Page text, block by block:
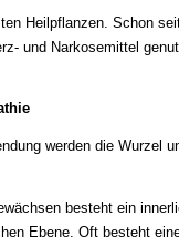
Heilpflanzen. Schon
und Narkosemittel
werden die Wurzel
besteht ein
Ebene. Oft besteht